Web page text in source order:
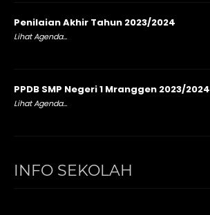
Penilaian Akhir Tahun 2023/2024
Lihat Agenda...
PPDB SMP Negeri 1 Mranggen 2023/2024
Lihat Agenda...
INFO SEKOLAH